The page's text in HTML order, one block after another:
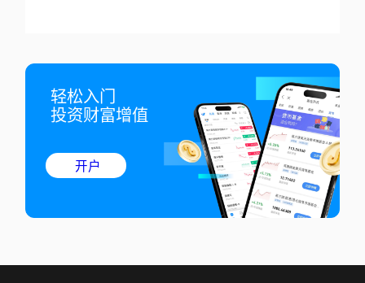
轻松入门
投资财富增值
开户